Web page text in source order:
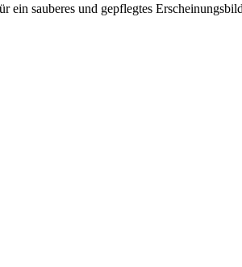
ein sauberes und gepflegtes